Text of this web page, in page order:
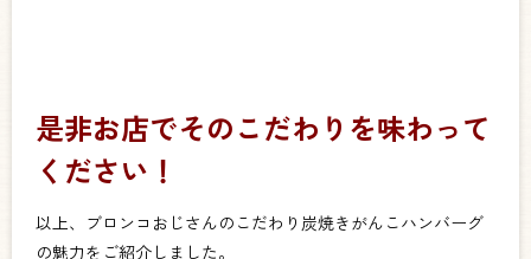
是非お店でそのこだわりを味わって
ください！
以上、ブロンコおじさんのこだわり炭焼きがんこハンバーグ
の魅力をご紹介しました。